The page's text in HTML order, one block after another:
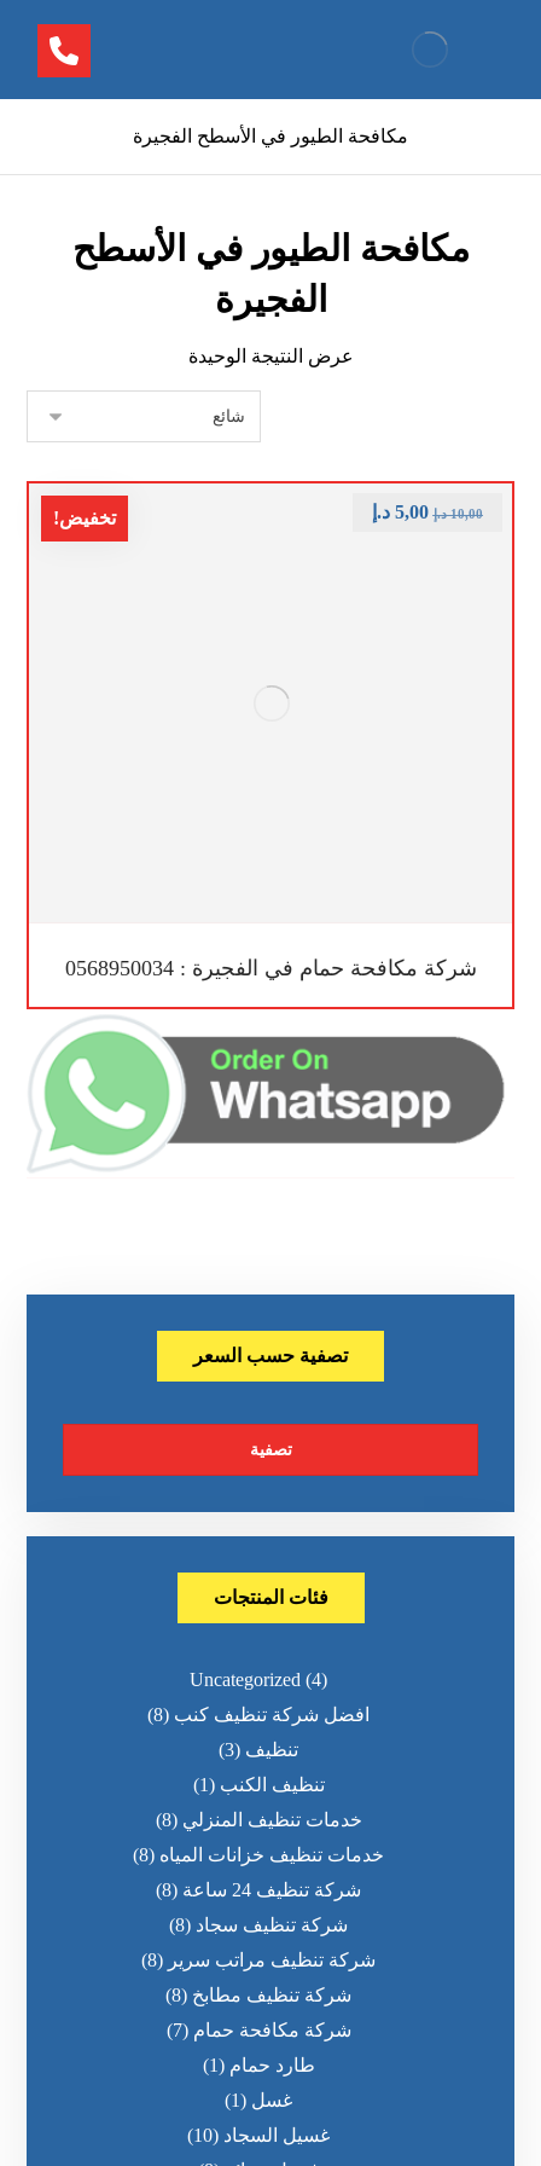
مكافحة الطيور في الأسطح الفجيرة
مكافحة الطيور في الأسطح
الفجيرة
عرض النتيجة الوحيدة
تخفيض!
شركة مكافحة حمام في الفجيرة : 0568950034
10,00 د.إ 5,00 د.إ
تصفية حسب السعر
تصفية
فئات المنتجات
Uncategorized (4)
افضل شركة تنظيف كنب (8)
تنظيف (3)
تنظيف الكنب (1)
خدمات تنظيف المنزلي (8)
خدمات تنظيف خزانات المياه (8)
شركة تنظيف 24 ساعة
(8)
شركة تنظيف سجاد (8)
شركة تنظيف مراتب سرير (8)
شركة تنظيف مطابخ (8)
شركة مكافحة حمام (7)
طارد حمام (1)
غسل (1)
غسيل السجاد (10)